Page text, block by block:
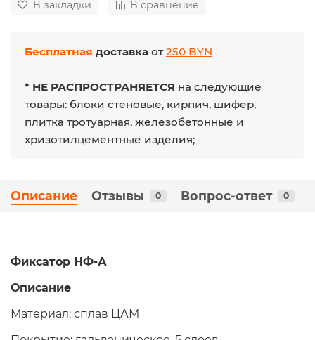
В закладки В сравнение
Бесплатная доставка от250 BYN
* НЕ РАСПРОСТРАНЯЕТСЯ на следующие
товары: блоки стеновые, кирпич, шифер,
плитка тротуарная, железобетонные и
хризотилцементные изделия;
Описание Отзывы 0 Вопрос-ответ 0
Фиксатор НФ-А
Описание
Материал: сплав ЦАМ